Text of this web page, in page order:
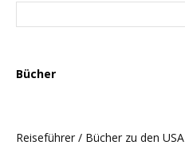
Bücher
Reiseführer / Bücher zu den USA